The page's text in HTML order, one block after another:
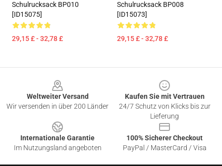
Schulrucksack BP010
[ID15075]
29,15 £ - 32,78 £
Schulrucksack BP008
[ID15073]
29,15 £ - 32,78 £
Weltweiter Versand
Wir versenden in über 200 Länder
Kaufen Sie mit Vertrauen
24/7 Schutz von Klicks bis zur
Lieferung
Internationale Garantie
Im Nutzungsland angeboten
100% Sicherer Checkout
PayPal / MasterCard / Visa